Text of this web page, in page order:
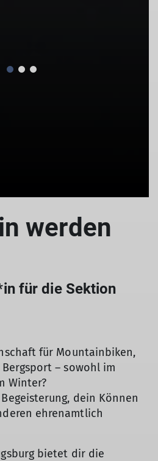
werden
für die Sektion
für Mountainbiken,
– sowohl im
Winter?
dein Können
ehrenamtlich
bietet dir die